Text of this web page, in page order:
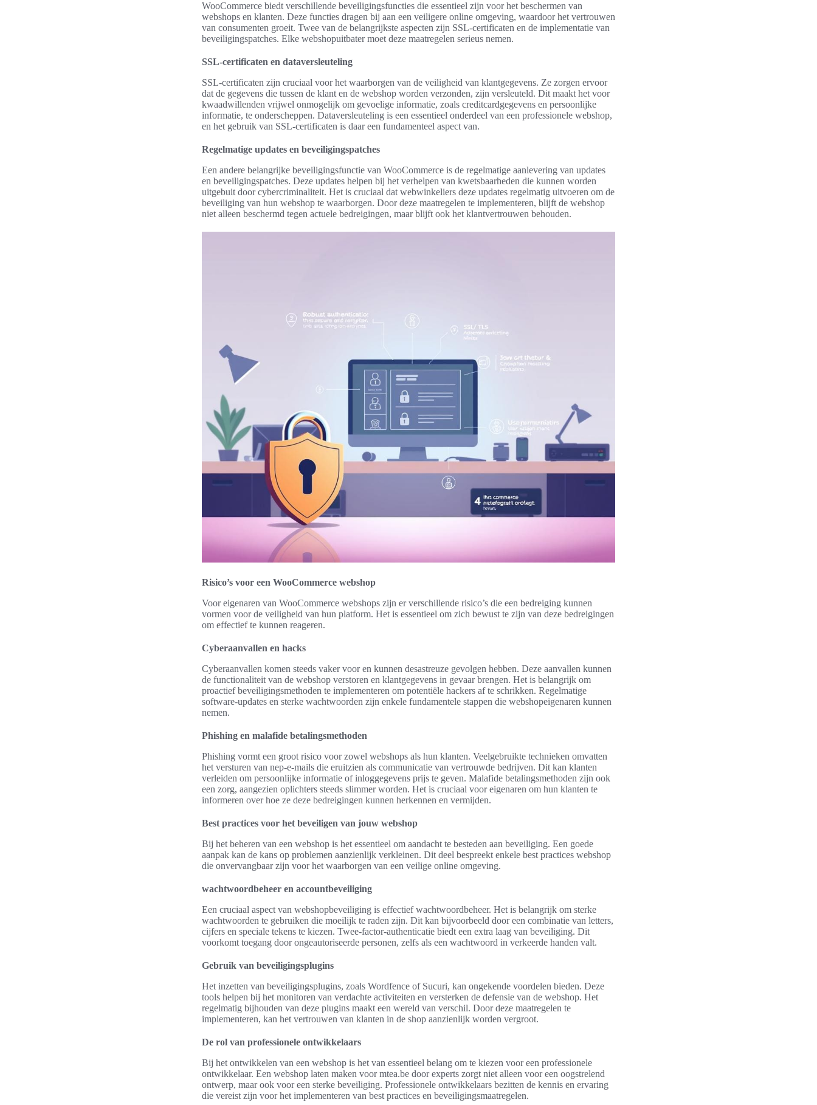
WooCommerce biedt verschillende beveiligingsfuncties die essentieel zijn voor het beschermen van
webshops en klanten. Deze functies dragen bij aan een veiligere online omgeving, waardoor het vertrouwen
van consumenten groeit. Twee van de belangrijkste aspecten zijn SSL-certificaten en de implementatie van
beveiligingspatches. Elke webshopuitbater moet deze maatregelen serieus nemen.
SSL-certificaten en dataversleuteling
SSL-certificaten zijn cruciaal voor het waarborgen van de veiligheid van klantgegevens. Ze zorgen ervoor
dat de gegevens die tussen de klant en de webshop worden verzonden, zijn versleuteld. Dit maakt het voor
kwaadwillenden vrijwel onmogelijk om gevoelige informatie, zoals creditcardgegevens en persoonlijke
informatie, te onderscheppen. Dataversleuteling is een essentieel onderdeel van een professionele webshop,
en het gebruik van SSL-certificaten is daar een fundamenteel aspect van.
Regelmatige updates en beveiligingspatches
Een andere belangrijke beveiligingsfunctie van WooCommerce is de regelmatige aanlevering van updates
en beveiligingspatches. Deze updates helpen bij het verhelpen van kwetsbaarheden die kunnen worden
uitgebuit door cybercriminaliteit. Het is cruciaal dat webwinkeliers deze updates regelmatig uitvoeren om de
beveiliging van hun webshop te waarborgen. Door deze maatregelen te implementeren, blijft de webshop
niet alleen beschermd tegen actuele bedreigingen, maar blijft ook het klantvertrouwen behouden.
Risico’s voor een WooCommerce webshop
Voor eigenaren van WooCommerce webshops zijn er verschillende risico’s die een bedreiging kunnen
vormen voor de veiligheid van hun platform. Het is essentieel om zich bewust te zijn van deze bedreigingen
om effectief te kunnen reageren.
Cyberaanvallen en hacks
Cyberaanvallen komen steeds vaker voor en kunnen desastreuze gevolgen hebben. Deze aanvallen kunnen
de functionaliteit van de webshop verstoren en klantgegevens in gevaar brengen. Het is belangrijk om
proactief beveiligingsmethoden te implementeren om potentiële hackers af te schrikken. Regelmatige
software-updates en sterke wachtwoorden zijn enkele fundamentele stappen die webshopeigenaren kunnen
nemen.
Phishing en malafide betalingsmethoden
Phishing vormt een groot risico voor zowel webshops als hun klanten. Veelgebruikte technieken omvatten
het versturen van nep-e-mails die eruitzien als communicatie van vertrouwde bedrijven. Dit kan klanten
verleiden om persoonlijke informatie of inloggegevens prijs te geven. Malafide betalingsmethoden zijn ook
een zorg, aangezien oplichters steeds slimmer worden. Het is cruciaal voor eigenaren om hun klanten te
informeren over hoe ze deze bedreigingen kunnen herkennen en vermijden.
Best practices voor het beveiligen van jouw webshop
Bij het beheren van een webshop is het essentieel om aandacht te besteden aan beveiliging. Een goede
aanpak kan de kans op problemen aanzienlijk verkleinen. Dit deel bespreekt enkele best practices webshop
die onvervangbaar zijn voor het waarborgen van een veilige online omgeving.
wachtwoordbeheer en accountbeveiliging
Een cruciaal aspect van webshopbeveiliging is effectief wachtwoordbeheer. Het is belangrijk om sterke
wachtwoorden te gebruiken die moeilijk te raden zijn. Dit kan bijvoorbeeld door een combinatie van letters,
cijfers en speciale tekens te kiezen. Twee-factor-authenticatie biedt een extra laag van beveiliging. Dit
voorkomt toegang door ongeautoriseerde personen, zelfs als een wachtwoord in verkeerde handen valt.
Gebruik van beveiligingsplugins
Het inzetten van beveiligingsplugins, zoals Wordfence of Sucuri, kan ongekende voordelen bieden. Deze
tools helpen bij het monitoren van verdachte activiteiten en versterken de defensie van de webshop. Het
regelmatig bijhouden van deze plugins maakt een wereld van verschil. Door deze maatregelen te
implementeren, kan het vertrouwen van klanten in de shop aanzienlijk worden vergroot.
De rol van professionele ontwikkelaars
Bij het ontwikkelen van een webshop is het van essentieel belang om te kiezen voor een professionele
ontwikkelaar. Een webshop laten maken voor mtea.be door experts zorgt niet alleen voor een oogstrelend
ontwerp, maar ook voor een sterke beveiliging. Professionele ontwikkelaars bezitten de kennis en ervaring
die vereist zijn voor het implementeren van best practices en beveiligingsmaatregelen.